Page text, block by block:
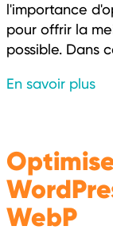
l'importance
pour offrir la
possible. Dans
En savoir plus
WebP